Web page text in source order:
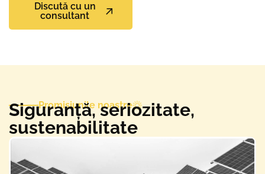
Discută cu un
consultant
Promisiunile noastre
Siguranță, seriozitate,
sustenabilitate